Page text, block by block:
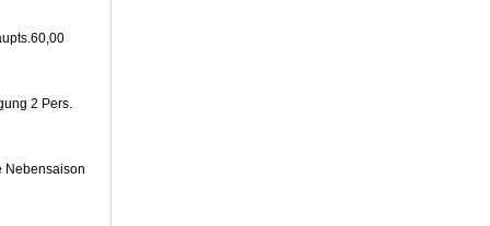
2 Pers.
Nebensaison